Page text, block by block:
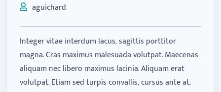
aguichard
Integer vitae interdum lacus, sagittis porttitor
magna. Cras maximus malesuada volutpat. Maecenas
aliquam nec libero maximus lacinia. Aliquam erat
volutpat. Etiam sed turpis convallis, cursus ante at,